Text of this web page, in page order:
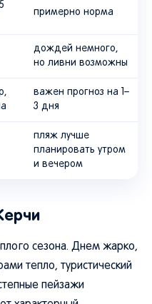
примерно норма
дождей немного,
но ливни возможны
важен прогноз на 1–
3 дня
пляж лучше
планировать утром
и вечером
сезона. Днем жарко,
тепло, туристический
пейзажи